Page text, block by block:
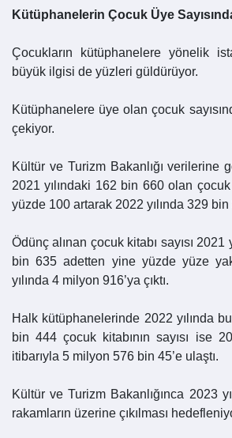
Kütüphanelerin Çocuk Üye
Çocukların kütüphanelere yönelik
büyük ilgisi de yüzleri güldürüyor.
Kütüphanelere üye olan çocuk
çekiyor.
Kültür ve Turizm Bakanlığı verilerine
2021 yılındaki 162 bin 660 olan çocuk
yüzde 100 artarak 2022 yılında 329 bin
Ödünç alınan çocuk kitabı sayısı 2021
bin 635 adetten yine yüzde yüze
yılında 4 milyon 916’ya çıktı.
Halk kütüphanelerinde 2022 yılında
bin 444 çocuk kitabının sayısı ise
itibarıyla 5 milyon 576 bin 45’e ulaştı.
Kültür ve Turizm Bakanlığınca 2023
rakamların üzerine çıkılması